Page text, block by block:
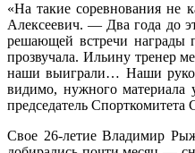
«На такие соревнования
Алексеевич. — Два года до
решающей встречи награды
прозвучала. Ильину тренер
наши выиграли… Наши
видимо, нужного материала
председатель
Свое 26-летие Владимир